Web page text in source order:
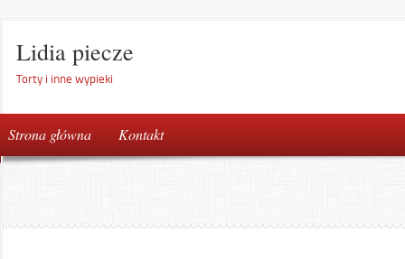
Lidia piecze
Torty i inne wypieki
Strona główna Kontakt